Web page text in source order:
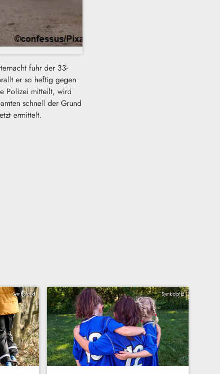
fuhr der 33-
er so heftig gegen
Polizei mitteilt, wird
schnell der Grund
ermittelt.
Symbolbild Symbolbild